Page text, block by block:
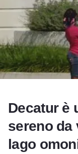
Decatur è
sereno da
lago